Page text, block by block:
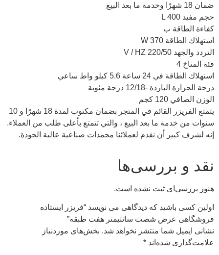
ضمان 18 شهرًا وخدمة ما بعد البيع
حجم مفيد L 400
كفاءة الطاقة ب
استهلاك الطاقة W 370
التردد والجهد V / HZ 220/50
فئة المناخ 4
استهلاك الطاقة في 24 ساعة 5.6 كيلو واط ساعي
درجة الحرارة الباردة -12/18 درجة مئوية
الوزن الصافي 120 كجم
يتمتع الفريزر القائم في المتجر بضمان مكتوب لمدة 18 شهرًا و 10
سنوات من خدمة ما بعد البيع ، والتي تتمتع بأعلى طلب من العملاء.
إنه لشرف كبير أن نقدم لعملائنا مجمدات صناعية عالية الجودة.
نقد و بررسی‌ها
هنوز بررسی‌ای ثبت نشده است.
اولین کسی باشید که دیدگاهی می نویسد “فریزر ایستاده
فروشگاهی عرض شصت سانتیمتر هفت طبقه”
نشانی ایمیل شما منتشر نخواهد شد. بخش‌های موردنیاز
علامت‌گذاری شده‌اند *